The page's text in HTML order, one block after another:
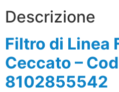
Descrizione
Filtro di Linea
Ceccato –
8102855542